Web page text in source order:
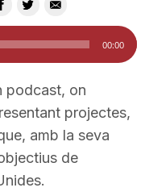
00:00
podcast, on
projectes,
amb la seva
de